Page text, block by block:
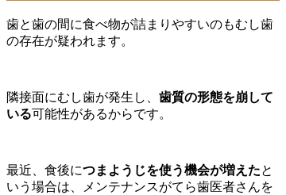
歯と歯の間に食べ物が詰まりやすいのもむし歯
の存在が疑われます。
隣接面にむし歯が発生し、 歯質の形態を崩して
いる可能性があるからです。
最近、食後につまようじを使う機会が増えたと
いう場合は、メンテナンスがてら歯医者さんを